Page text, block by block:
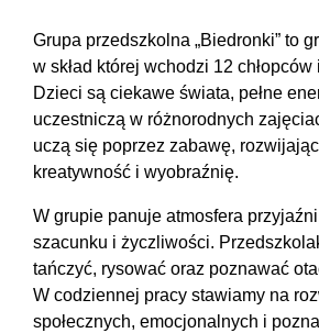
Grupa przedszkolna „Biedronki” to
w skład której wchodzi 12
Dzieci są ciekawe świata, pełne
uczestniczą w różnorodnych
uczą się poprzez zabawę,
kreatywność i wyobraźnię.
W grupie panuje atmosfera
szacunku i życzliwości.
tańczyć, rysować oraz poznawać
W codziennej pracy stawiamy na
społecznych, emocjonalnych i